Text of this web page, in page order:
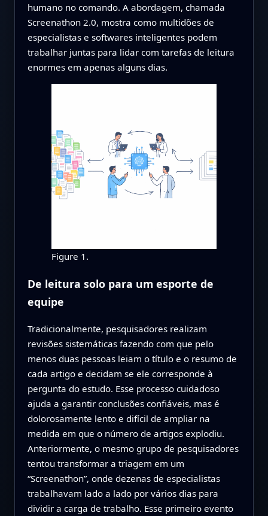
humano no comando. A abordagem, chamada
Screenathon 2.0, mostra como multidões de
especialistas e softwares inteligentes podem
trabalhar juntas para lidar com tarefas de leitura
enormes em apenas alguns dias.
Figure 1.
De leitura solo para um esporte de
equipe
Tradicionalmente, pesquisadores realizam
revisões sistemáticas fazendo com que pelo
menos duas pessoas leiam o título e o resumo de
cada artigo e decidam se ele corresponde à
pergunta do estudo. Esse processo cuidadoso
ajuda a garantir conclusões confiáveis, mas é
dolorosamente lento e difícil de ampliar na
medida em que o número de artigos explodiu.
Anteriormente, o mesmo grupo de pesquisadores
tentou transformar a triagem em um
“Screenathon”, onde dezenas de especialistas
trabalhavam lado a lado por vários dias para
dividir a carga de trabalho. Esse primeiro evento